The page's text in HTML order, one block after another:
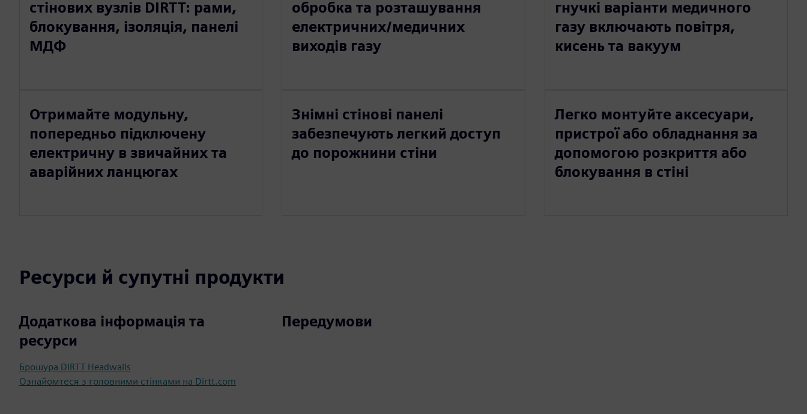
стінових вузлів DIRTT: рами,
блокування, ізоляція, панелі
МДФ
обробка та розташування
електричних/медичних
виходів газу
гнучкі варіанти медичного
газу включають повітря,
кисень та вакуум
Отримайте модульну,
попередньо підключену
електричну в звичайних та
аварійних ланцюгах
Знімні стінові панелі
забезпечують легкий доступ
до порожнини стіни
Легко монтуйте аксесуари,
пристрої або обладнання за
допомогою розкриття або
блокування в стіні
Ресурси й супутні продукти
Додаткова інформація та
ресурси
Брошура DIRTT Headwalls
Ознайомтеся з головними стінками на Dirtt.com
Передумови